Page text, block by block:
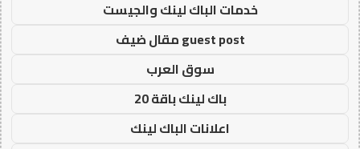
خدمات الباك لينك والجيست
guest post مقال ضيف
سوق العرب
باك لينك باقة 20
اعلانات الباك لينك